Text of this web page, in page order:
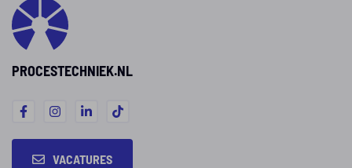
PROCESTECHNIEK.NL
VACATURES